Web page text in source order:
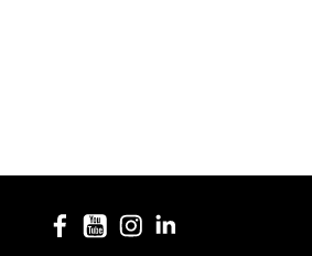
FacebookYouTubeInstagramLinkedIn